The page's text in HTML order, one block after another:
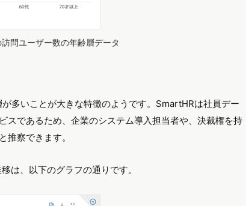
問ユーザー数の年齢層データ
多いことが大きな特徴のようです。SmartHRは社員デー
スであるため、企業のシステム導入担当者や、決裁権を持
推察できます。
は、以下のグラフの通りです。